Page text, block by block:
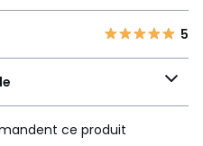
5
Impeccable
62% des clients
5
ce produit